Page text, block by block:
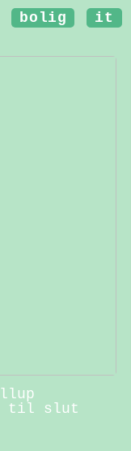
bolig it
til slut